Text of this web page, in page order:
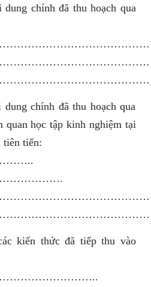
chính đã thu hoạch qua
chính đã thu hoạch qua
quan học tập kinh nghiệm tại
tiên tiến:
kiến thức đã tiếp thu vào